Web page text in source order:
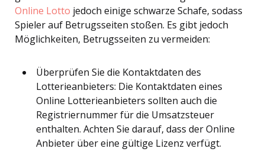
Online Lotto jedoch einige schwarze Schafe, sodass
Spieler auf Betrugsseiten stoßen. Es gibt jedoch
Möglichkeiten, Betrugsseiten zu vermeiden:
Überprüfen Sie die Kontaktdaten des
Lotterieanbieters: Die Kontaktdaten eines
Online Lotterieanbieters sollten auch die
Registriernummer für die Umsatzsteuer
enthalten. Achten Sie darauf, dass der Online
Anbieter über eine gültige Lizenz verfügt.